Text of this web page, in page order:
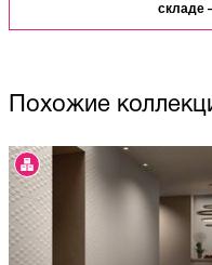
складе
Похожие